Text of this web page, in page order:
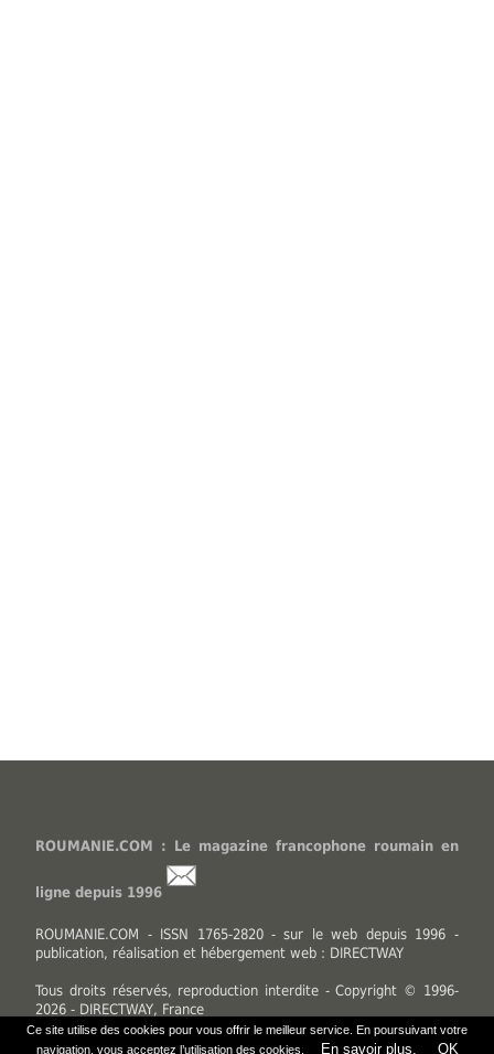
ROUMANIE.COM : Le magazine francophone roumain en
ligne depuis 1996
ROUMANIE.COM - ISSN 1765-2820 - sur le web depuis 1996 -
publication, réalisation et hébergement web : DIRECTWAY
Tous droits réservés, reproduction interdite - Copyright © 1996-
2026 - DIRECTWAY, France
Ce site utilise des cookies pour vous offrir le meilleur service. En poursuivant votre
navigation, vous acceptez l’utilisation des cookies.
En savoir plus. OK